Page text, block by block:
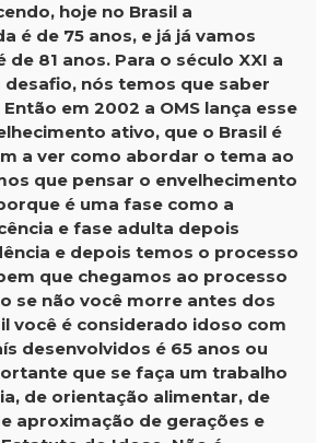
hoje no Brasil a
é de 75 anos, e já já vamos
de 81 anos. Para o século XXI a
nós temos que saber
em 2002 a OMS lança esse
ativo, que o Brasil é
a ver como abordar o tema ao
que pensar o envelhecimento
é uma fase como a
e fase adulta depois
e depois temos o processo
que chegamos ao processo
se não você morre antes dos
você é considerado idoso com
desenvolvidos é 65 anos ou
que se faça um trabalho
de orientação alimentar, de
aproximação de gerações e